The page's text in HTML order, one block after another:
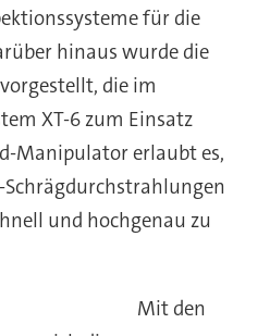
für die
hinaus wurde die
die im
XT-6 zum Einsatz
Manipulator erlaubt es,
und hochgenau zu
Mit den